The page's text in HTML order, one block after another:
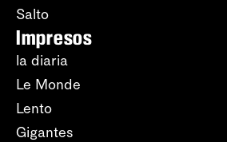
Salto
Impresos
la diaria
Le Monde
Lento
Gigantes